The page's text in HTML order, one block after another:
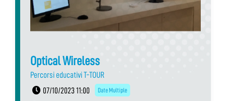
Optical Wireless
Percorsi educativi T-TOUR
07/10/2023 11:00
Date Multiple